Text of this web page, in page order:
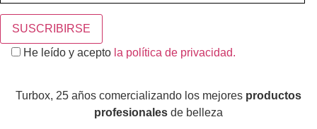
He leído y acepto la política de privacidad.
Turbox, 25 años comercializando los mejores productos
profesionales de belleza